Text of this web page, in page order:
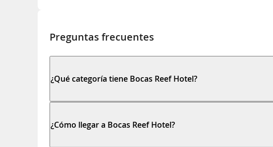
Preguntas frecuentes
¿Qué categoría tiene Bocas Reef Hotel?
¿Cómo llegar a Bocas Reef Hotel?